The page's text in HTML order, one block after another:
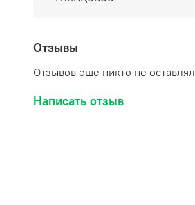
Отзывы
Отзывов еще никто не оставлял
Написать отзыв